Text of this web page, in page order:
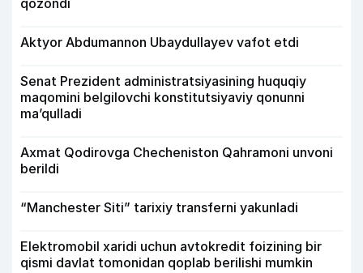
Aktyor Abdu­mannon Ubaydullayev vafot etdi
Senat Prezident administratsiyasining huquqiy
maqomini belgilovchi konstitutsiyaviy qonunni
ma’qulladi
Axmat Qodirovga Checheniston Qahramoni unvoni
berildi
“Manchester Siti” tarixiy transferni yakunladi
Elektromobil xaridi uchun avtokredit foizining bir
qismi davlat tomonidan qoplab berilishi mumkin